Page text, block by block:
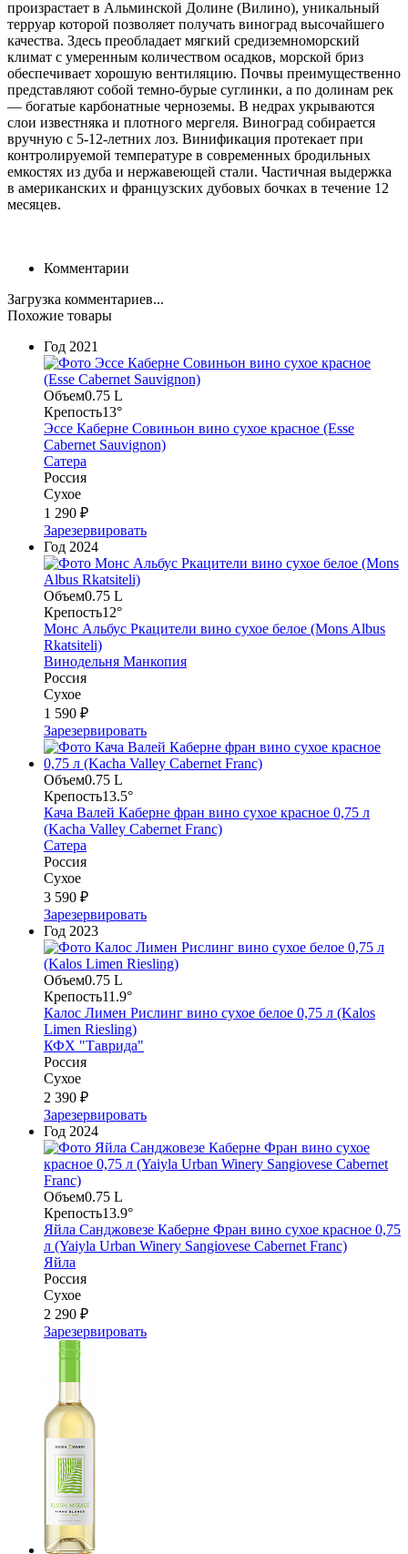
произрастает в Альминской Долине (Вилино), уникальный
терруар которой позволяет получать виноград высочайшего
качества. Здесь преобладает мягкий средиземноморский
климат с умеренным количеством осадков, морской бриз
обеспечивает хорошую вентиляцию. Почвы преимущественно
представляют собой темно-бурые суглинки, а по долинам рек
— богатые карбонатные черноземы. В недрах укрываются
слои известняка и плотного мергеля. Виноград собирается
вручную с 5-12-летних лоз. Винификация протекает при
контролируемой температуре в современных бродильных
емкостях из дуба и нержавеющей стали. Частичная выдержка
в американских и французских дубовых бочках в течение 12
месяцев.
Комментарии
Загрузка комментариев...
Похожие товары
Год 2021
Объем0.75 L
Крепость13°
Эссе Каберне Совиньон вино сухое красное (Esse
Cabernet Sauvignon)
Сатера
Россия
Сухое
1 290 ₽
Зарезервировать
Год 2024
Объем0.75 L
Крепость12°
Монс Альбус Ркацители вино сухое белое (Mons Albus
Rkatsiteli)
Винодельня Манкопия
Россия
Сухое
1 590 ₽
Зарезервировать
Объем0.75 L
Крепость13.5°
Кача Валей Каберне фран вино сухое красное 0,75 л
(Kacha Valley Cabernet Franc)
Сатера
Россия
Сухое
3 590 ₽
Зарезервировать
Год 2023
Объем0.75 L
Крепость11.9°
Калос Лимен Рислинг вино сухое белое 0,75 л (Kalos
Limen Riesling)
КФХ "Таврида"
Россия
Сухое
2 390 ₽
Зарезервировать
Год 2024
Объем0.75 L
Крепость13.9°
Яйла Санджовезе Каберне Фран вино сухое красное 0,75
л (Yaiyla Urban Winery Sangiovese Cabernet Franc)
Яйла
Россия
Сухое
2 290 ₽
Зарезервировать